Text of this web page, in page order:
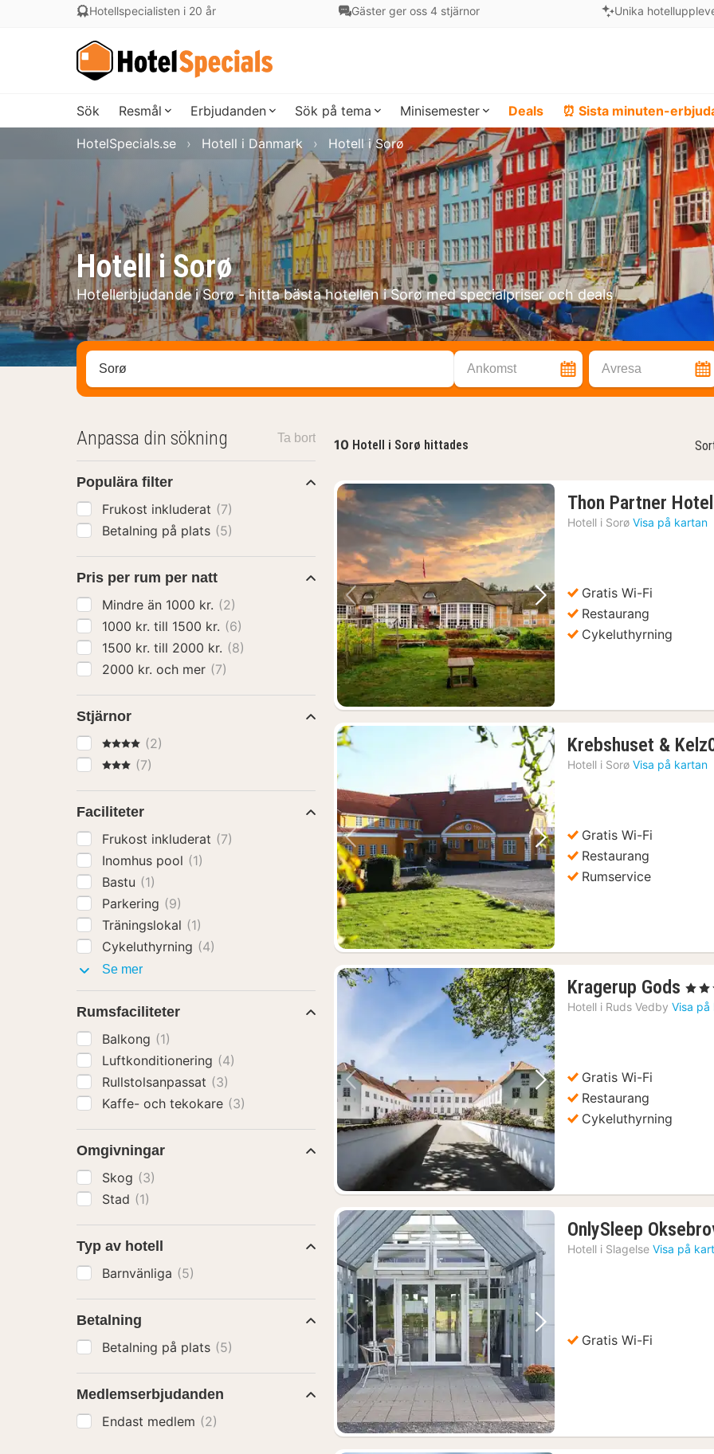
Hotellspecialisten i 20 år Gäster ger oss 4 stjärnor Unika
Sök Resmål Erbjudanden Sök på tema Minisemester Deals ⏰ Sista minuten-
Hotell i Sorø
Hotellerbjudande i Sorø - hitta bästa hotellen i Sorø med specialpriser och deals
HotelSpecials.se Hotell i Danmark Hotell i Sorø
Sök efter hotell, område eller stad Ankomst Avresa
10 Hotell i Sorø hittades
Föregående bild Nästa bild
Thon Partner
Hotell i Sorø Visa på kartan
Gratis Wi-Fi
Restaurang
Cykeluthyrning
Föregående bild Nästa bild
Krebshuset &
Hotell i Sorø Visa på kartan
Gratis Wi-Fi
Restaurang
Rumservice
Föregående bild Nästa bild
Kragerup Gods 1
, 3
Hotell i Ruds Vedby Visa på
Gratis Wi-Fi
Restaurang
Cykeluthyrning
Föregående bild Nästa bild
OnlySleep
Hotell i Slagelse Visa på
Gratis Wi-Fi
Anpassa din sökning Ta bort
Populära filter
Frukost inkluderat (7)
Betalning på plats (5)
Pris per rum per natt
Mindre än 1000 kr. (2)
1000 kr. till 1500 kr. (6)
1500 kr. till 2000 kr. (8)
2000 kr. och mer (7)
Stjärnor
4 Stjärnor
(2)
3 Stjärnor
(7)
Faciliteter
Frukost inkluderat (7)
Inomhus pool (1)
Bastu (1)
Parkering (9)
Träningslokal (1)
Cykeluthyrning (4)
Se merFaciliteter
Rumsfaciliteter
Balkong (1)
Luftkonditionering (4)
Rullstolsanpassat (3)
Kaffe- och tekokare (3)
Omgivningar
Skog (3)
Stad (1)
Typ av hotell
Barnvänliga (5)
Betalning
Betalning på plats (5)
Medlemserbjudanden
Endast medlem (2)